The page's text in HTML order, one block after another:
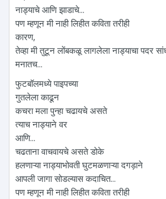
नाड्याचे आणि झाडाचे...
पण म्हणून मी नाही लिहीत कविता तरीही
कारण,
तेव्हा मी तुटून लोंबकळू लागलेला नाड्याचा पदर
मनातच...
फुटबॉलमध्ये पाइपच्या
गुतलेला काढून
कचरा मला पुन्हा चढायचे असते
त्याच नाड्याने वर
आणि...
चढताना वाचवायचे असते डोके
हलणाऱ्या नाड्याभोवती घुटमळणाऱ्या दगड़ाने
आपली जागा सोडल्यास कदाचित...
पण म्हणून मी नाही लिहीत कविता तरीही